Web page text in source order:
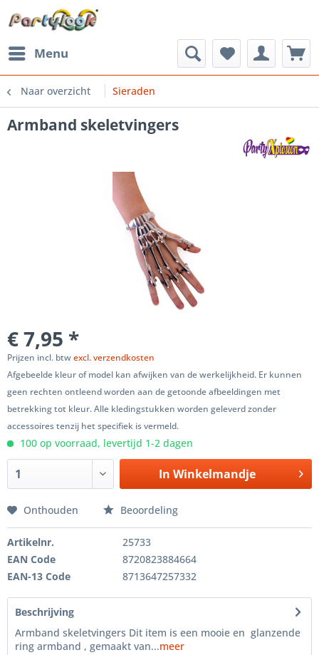
Menu
Naar overzicht Sieraden
Armband skeletvingers
€ 7,95 *
Prijzen incl. btwexcl. verzendkosten
Afgebeelde kleur of model kan afwijken van de werkelijkheid. Er kunnen
geen rechten ontleend worden aan de getoonde afbeeldingen met
betrekking tot kleur. Alle kledingstukken worden geleverd zonder
accessoires tenzij het specifiek is vermeld.
100 op voorraad, levertijd 1-2 dagen
In Winkelmandje
Onthouden Beoordeling
Artikelnr.
25733
EAN Code
8720823884664
EAN-13 Code
8713647257332
Beschrijving
Armband skeletvingers Dit item is een mooie en glanzende
ring armband , gemaakt van...meer